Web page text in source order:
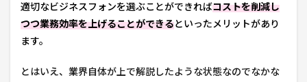
適切なビジネスフォンを選ぶことができればコストを削減し
つつ業務効率を上げることができるといったメリットがあり
ます。
とはいえ、業界自体が上で解説したような状態なのでなかな